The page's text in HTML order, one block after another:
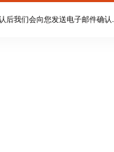
后我们会向您发送电子邮件确认.